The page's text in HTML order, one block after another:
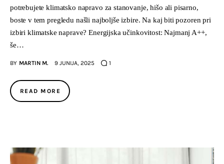
potrebujete klimatsko napravo za stanovanje, hišo ali pisarno,
boste v tem pregledu našli najboljše izbire. Na kaj biti pozoren pri
izbiri klimatske naprave? Energijska učinkovitost: Najmanj A++,
še…
BY MARTIN M. 9 JUNIJA, 2025 1
READ MORE